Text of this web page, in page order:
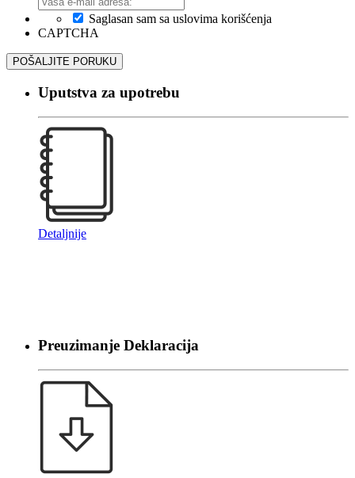
Saglasan sam sa uslovima korišćenja
CAPTCHA
Uputstva za upotrebu
Detaljnije
Preuzimanje Deklaracija